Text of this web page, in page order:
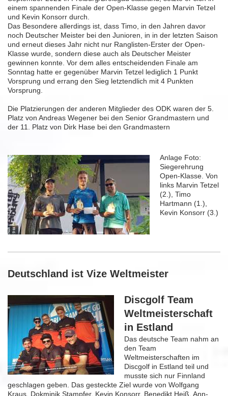
einem spannenden Finale der Open-Klasse gegen Marvin Tetzel
und Kevin Konsorr durch.
Das Besondere allerdings ist, dass Timo, in den Jahren davor
noch Deutscher Meister bei den Junioren, in in der letzten Saison
und erneut dieses Jahr nicht nur Ranglisten-Erster der Open-
Klasse wurde, sondern diese auch als Deutscher Meister
gewinnen konnte. Vor dem alles entscheidenden Finale am
Sonntag hatte er gegenüber Marvin Tetzel lediglich 1 Punkt
Vorsprung und errang den Sieg letztendlich mit 4 Punkten
Vorsprung.
Die Platzierungen der anderen Mitglieder des ODK waren der 5.
Platz von Andreas Wegener bei den Senior Grandmastern und
der 11. Platz von Dirk Hase bei den Grandmastern
Anlage Foto:
Siegerehrung
Open-Klasse. Von
links Marvin Tetzel
(2.), Timo
Hartmann (1.),
Kevin Konsorr (3.)
Deutschland ist Vize Weltmeister
Discgolf Team
Weltmeisterschaft
in Estland
Das deutsche Team nahm an
den Team
Weltmeisterschaften im
Discgolf in Estland teil und
musste sich nur Finnland
geschlagen geben. Das gesteckte Ziel wurde von Wolfgang
Kraus, Dokminik Stampfer, Kevin Konsorr, Benedikt Heiß, Ann-